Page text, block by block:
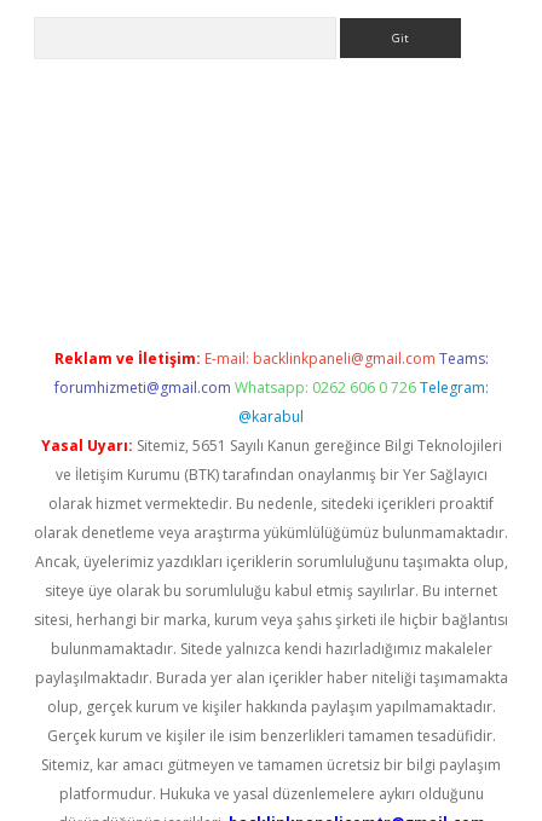
Reklam ve İletişim: E-mail: backlinkpaneli@gmail.com Teams:
forumhizmeti@gmail.com Whatsapp: 0262 606 0 726 Telegram:
@karabul
Yasal Uyarı: Sitemiz, 5651 Sayılı Kanun gereğince Bilgi Teknolojileri
ve İletişim Kurumu (BTK) tarafından onaylanmış bir Yer Sağlayıcı
olarak hizmet vermektedir. Bu nedenle, sitedeki içerikleri proaktif
olarak denetleme veya araştırma yükümlülüğümüz bulunmamaktadır.
Ancak, üyelerimiz yazdıkları içeriklerin sorumluluğunu taşımakta olup,
siteye üye olarak bu sorumluluğu kabul etmiş sayılırlar. Bu internet
sitesi, herhangi bir marka, kurum veya şahıs şirketi ile hiçbir bağlantısı
bulunmamaktadır. Sitede yalnızca kendi hazırladığımız makaleler
paylaşılmaktadır. Burada yer alan içerikler haber niteliği taşımamakta
olup, gerçek kurum ve kişiler hakkında paylaşım yapılmamaktadır.
Gerçek kurum ve kişiler ile isim benzerlikleri tamamen tesadüfidir.
Sitemiz, kar amacı gütmeyen ve tamamen ücretsiz bir bilgi paylaşım
platformudur. Hukuka ve yasal düzenlemelere aykırı olduğunu